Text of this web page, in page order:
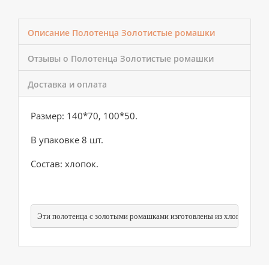
Описание Полотенца Золотистые ромашки
Отзывы о Полотенца Золотистые ромашки
Доставка и оплата
Размер: 140*70, 100*50.
В упаковке 8 шт.
Состав: хлопок.
Эти полотенца с золотыми ромашками изготовлены из хлопка и